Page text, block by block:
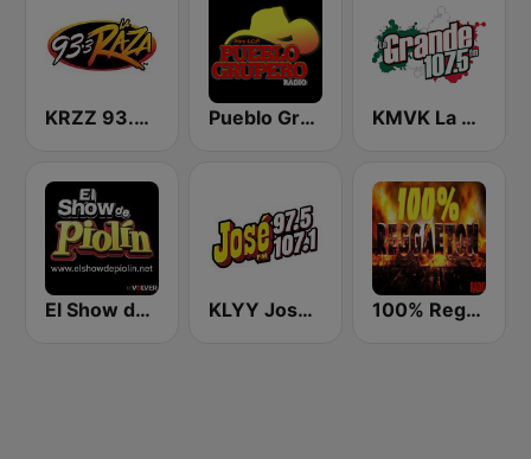
KRZZ 93.3 La Raza FM Pueblo Grupero Radio KMVK La Grande 107.5 FM
El Show de Piolín KLYY José 97.5 y 107.1 100% Reggaeton Radio